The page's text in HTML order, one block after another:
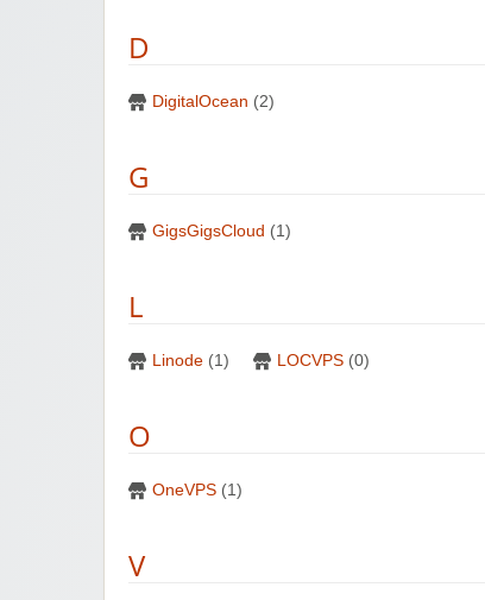
D
DigitalOcean (2)
G
GigsGigsCloud (1)
L
Linode (1) LOCVPS (0)
O
OneVPS (1)
V